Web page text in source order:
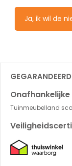
Ja, ik wil de
Tuinmeubelland